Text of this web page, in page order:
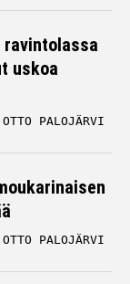
uskoa
OTTO PALOJÄRVI
OTTO PALOJÄRVI